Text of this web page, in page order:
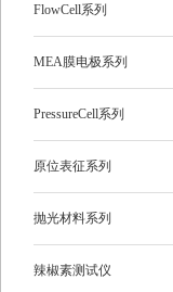
FlowCell系列
MEA膜电极系列
PressureCell系列
原位表征系列
抛光材料系列
辣椒素测试仪